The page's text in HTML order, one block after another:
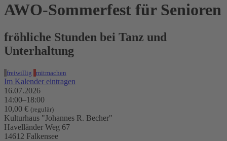
AWO-Sommerfest für Senioren
fröhliche Stunden bei Tanz und
Unterhaltung
freiwillig mitmachen
Im Kalender eintragen
16.07.2026
14:00–18:00
10,00 € (regulär)
Kulturhaus "Johannes R. Becher"
Havelländer Weg 67
14612 Falkensee